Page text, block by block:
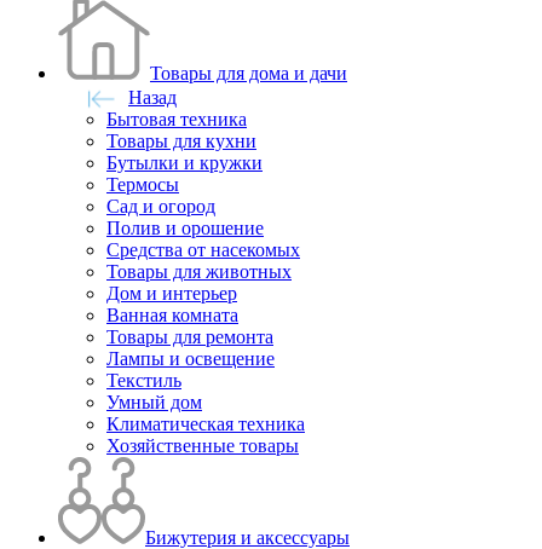
Товары для дома и дачи
Назад
Бытовая техника
Товары для кухни
Бутылки и кружки
Термосы
Сад и огород
Полив и орошение
Средства от насекомых
Товары для животных
Дом и интерьер
Ванная комната
Товары для ремонта
Лампы и освещение
Текстиль
Умный дом
Климатическая техника
Хозяйственные товары
Бижутерия и аксессуары